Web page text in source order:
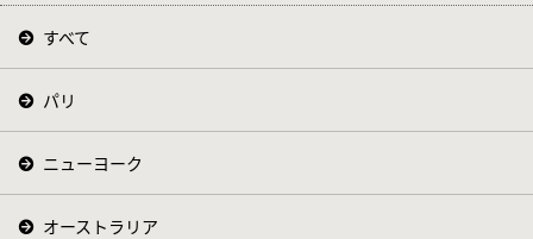
すべて
パリ
ニューヨーク
オーストラリア